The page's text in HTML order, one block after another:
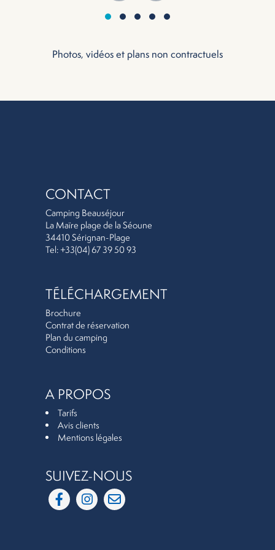
Photos, vidéos et plans non contractuels
CONTACT
Camping Beauséjour
La Maïre plage de la Séoune
34410 Sérignan-Plage
Tel: +33(04) 67 39 50 93
TÉLÉCHARGEMENT
Brochure
Contrat de réservation
Plan du camping
Conditions
A PROPOS
Tarifs
Avis clients
Mentions légales
SUIVEZ-NOUS